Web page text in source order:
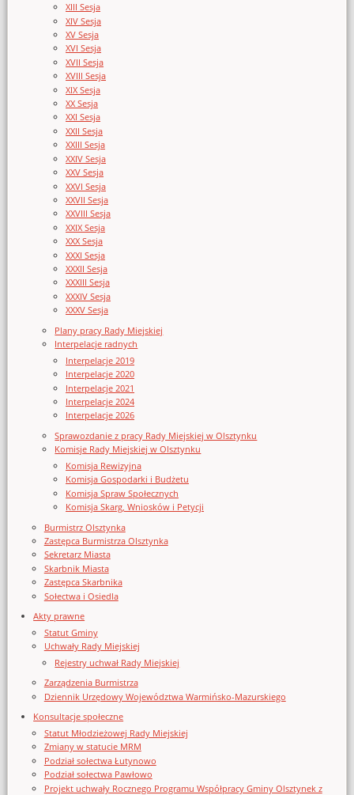
XIII Sesja
XIV Sesja
XV Sesja
XVI Sesja
XVII Sesja
XVIII Sesja
XIX Sesja
XX Sesja
XXI Sesja
XXII Sesja
XXIII Sesja
XXIV Sesja
XXV Sesja
XXVI Sesja
XXVII Sesja
XXVIII Sesja
XXIX Sesja
XXX Sesja
XXXI Sesja
XXXII Sesja
XXXIII Sesja
XXXIV Sesja
XXXV Sesja
Plany pracy Rady Miejskiej
Interpelacje radnych
Interpelacje 2019
Interpelacje 2020
Interpelacje 2021
Interpelacje 2024
Interpelacje 2026
Sprawozdanie z pracy Rady Miejskiej w Olsztynku
Komisje Rady Miejskiej w Olsztynku
Komisja Rewizyjna
Komisja Gospodarki i Budżetu
Komisja Spraw Społecznych
Komisja Skarg, Wniosków i Petycji
Burmistrz Olsztynka
Zastępca Burmistrza Olsztynka
Sekretarz Miasta
Skarbnik Miasta
Zastępca Skarbnika
Sołectwa i Osiedla
Akty prawne
Statut Gminy
Uchwały Rady Miejskiej
Rejestry uchwał Rady Miejskiej
Zarządzenia Burmistrza
Dziennik Urzędowy Województwa Warmińsko-Mazurskiego
Konsultacje społeczne
Statut Młodzieżowej Rady Miejskiej
Zmiany w statucie MRM
Podział sołectwa Łutynowo
Podział sołectwa Pawłowo
Projekt uchwały Rocznego Programu Współpracy Gminy Olsztynek z